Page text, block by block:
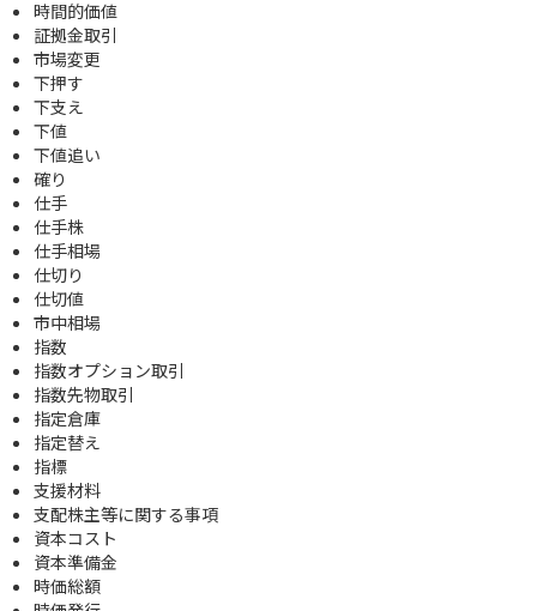
時間的価値
証拠金取引
市場変更
下押す
下支え
下値
下値追い
確り
仕手
仕手株
仕手相場
仕切り
仕切値
市中相場
指数
指数オプション取引
指数先物取引
指定倉庫
指定替え
指標
支援材料
支配株主等に関する事項
資本コスト
資本準備金
時価総額